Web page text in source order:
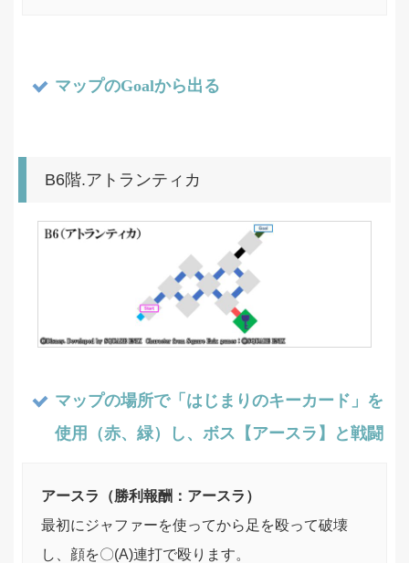
マップのGoalから出る
B6階.アトランティカ
マップの場所で「はじまりのキーカード」を
使用（赤、緑）し、ボス【アースラ】と戦闘
アースラ（勝利報酬：アースラ）
最初にジャファーを使ってから足を殴って破壊
し、顔を〇(A)連打で殴ります。